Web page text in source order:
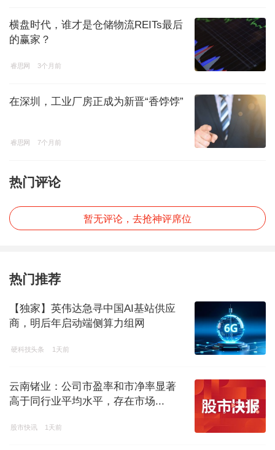
横盘时代，谁才是仓储物流REITs最后
的赢家？
睿思网 3个月前
在深圳，工业厂房正成为新晋“香饽饽”
睿思网 7个月前
热门评论
暂无评论，去抢神评席位
热门推荐
【独家】英伟达急寻中国AI基站供应
商，明后年启动端侧算力组网
硬科技头条 1天前
云南锗业：公司市盈率和市净率显著
高于同行业平均水平，存在市场...
股市快讯 1天前